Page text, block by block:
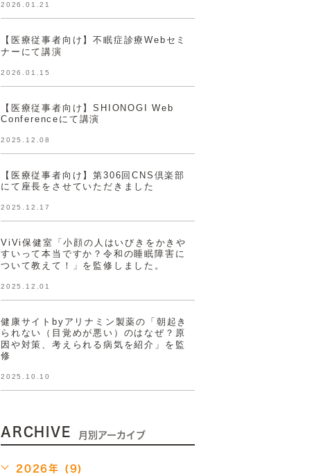
2026.01.21
【医療従事者向け】不眠症診療Webセミ
ナーにて講演
2026.01.15
【医療従事者向け】SHIONOGI Web
Conferenceにて講演
2025.12.08
【医療従事者向け】第306回CNS倶楽部
にて座長をさせていただきました
2025.12.17
ViVi保健室「小顔の人はいびきをかきや
すいって本当ですか？令和の睡眠障害に
ついて教えて！」を監修しました。
2025.12.01
健康サイトbyアリナミン製薬の「朝起き
られない（目覚めが悪い）のはなぜ？原
因や対策、考えられる病気を紹介」を監
修
2025.10.10
ARCHIVE 月別アーカイブ
2026年 (9)